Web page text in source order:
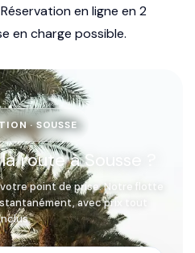
en ligne en 2
en charge possible.
· SOUSSE
route à Sousse ?
point de prise. Notre flotte
avec prix tout